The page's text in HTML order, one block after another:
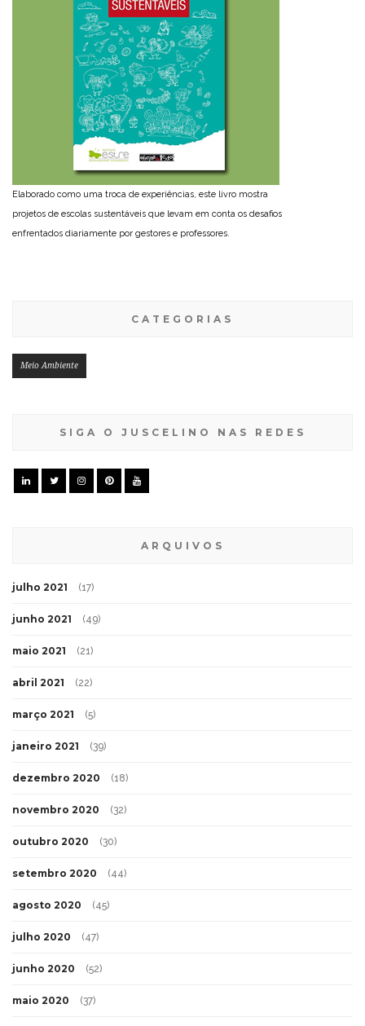
Elaborado como uma troca de experiências, este livro mostra
projetos de escolas sustentáveis que levam em conta os desafios
enfrentados diariamente por gestores e professores.
CATEGORIAS
Meio Ambiente
SIGA O JUSCELINO NAS REDES
ARQUIVOS
julho 2021 (17)
junho 2021 (49)
maio 2021 (21)
abril 2021 (22)
março 2021 (5)
janeiro 2021 (39)
dezembro 2020 (18)
novembro 2020 (32)
outubro 2020 (30)
setembro 2020 (44)
agosto 2020 (45)
julho 2020 (47)
junho 2020 (52)
maio 2020 (37)